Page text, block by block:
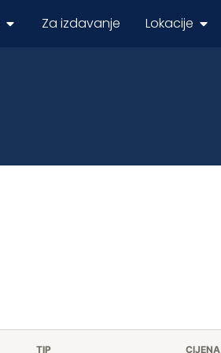
Za izdavanje Lokacije
TIP CIJENA